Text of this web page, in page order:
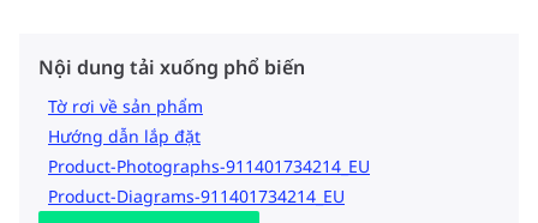
Nội dung tải xuống phổ biến
Tờ rơi về sản phẩm
Hướng dẫn lắp đặt
Product-Photographs-911401734214_EU
Product-Diagrams-911401734214_EU